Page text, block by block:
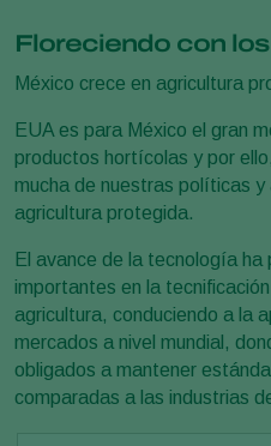
Floreciendo con
México crece en agricultura
EUA es para México el gran
productos hortícolas y por
mucha de nuestras políticas y
agricultura protegida.
El avance de la tecnología
importantes en la
agricultura, conduciendo a la
mercados a nivel mundial,
obligados a mantener
comparadas a las industrias